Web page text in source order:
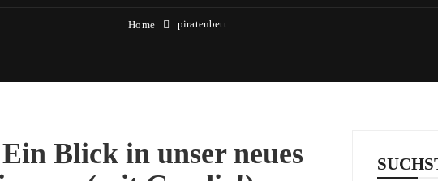
Home piratenbett
Blick in unser neues